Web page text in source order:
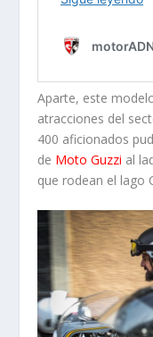
Aparte, este
atracciones del
400 aficionados
de Moto Guzzi al
que rodean el lago